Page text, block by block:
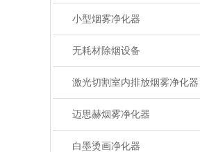
小型烟雾净化器
无耗材除烟设备
激光切割室内排放烟雾净化器
迈思赫烟雾净化器
白墨烫画净化器